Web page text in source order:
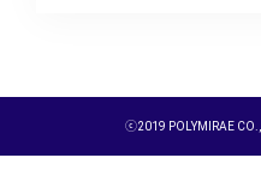
ⓒ2019 POLYMIRAE